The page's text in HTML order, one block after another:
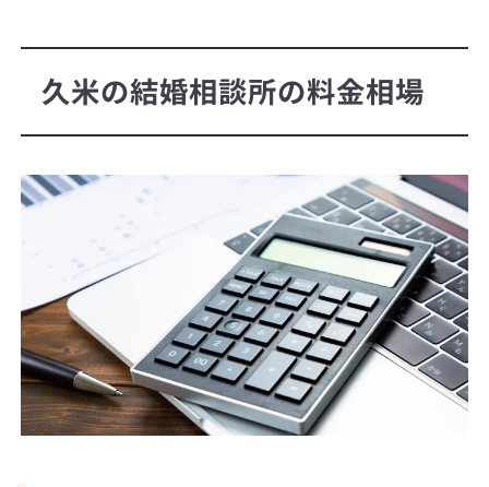
久米の結婚相談所の料金相場